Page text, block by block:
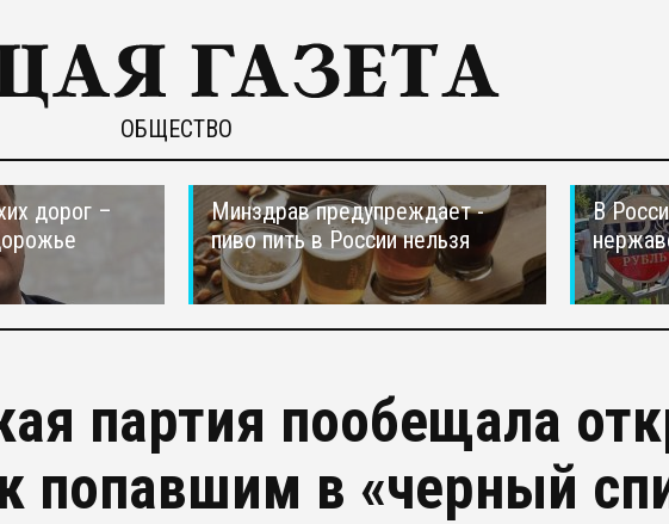
ОБЩЕСТВО
дорог –
Минздрав предупреждает -
пиво пить в России нельзя
В
партия пообещала
попавшим в «черный